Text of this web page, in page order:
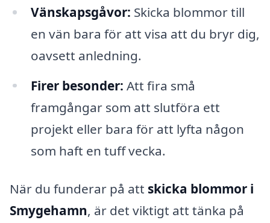
Vänskapsgåvor: Skicka blommor till
en vän bara för att visa att du bryr dig,
oavsett anledning.
Firer besonder: Att fira små
framgångar som att slutföra ett
projekt eller bara för att lyfta någon
som haft en tuff vecka.
När du funderar på att skicka blommor i
Smygehamn, är det viktigt att tänka på